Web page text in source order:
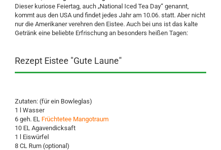
Dieser kuriose Feiertag, auch „National Iced Tea Day“ genannt,
kommt aus den USA und findet jedes Jahr am 10.06. statt. Aber nicht
nur die Amerikaner verehren den Eistee. Auch bei uns ist das kalte
Getränk eine beliebte Erfrischung an besonders heißen Tagen:
Rezept Eistee "Gute Laune"
Zutaten: (für ein Bowleglas)
1 l Wasser
6 geh. EL Früchtetee Mangotraum
10 EL Agavendicksaft
1 l Eiswürfel
8 CL Rum (optional)